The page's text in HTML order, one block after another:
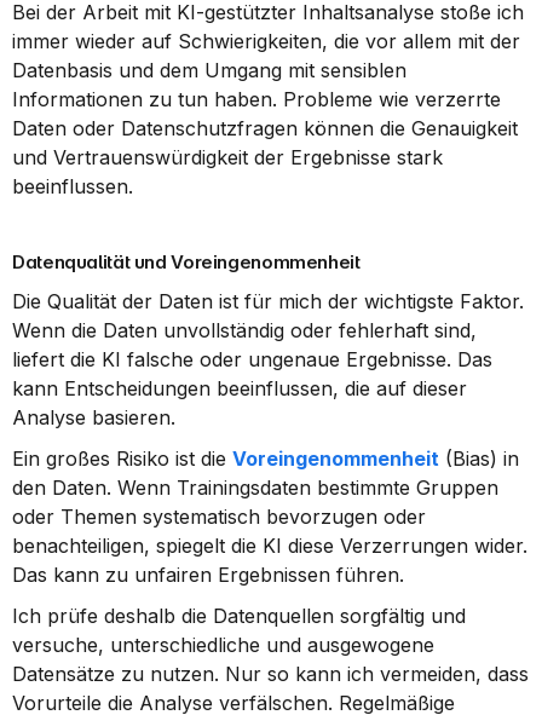
Bei der Arbeit mit KI-gestützter Inhaltsanalyse stoße ich
immer wieder auf Schwierigkeiten, die vor allem mit der
Datenbasis und dem Umgang mit sensiblen
Informationen zu tun haben. Probleme wie verzerrte
Daten oder Datenschutzfragen können die Genauigkeit
und Vertrauenswürdigkeit der Ergebnisse stark
beeinflussen.
Datenqualität und Voreingenommenheit
Die Qualität der Daten ist für mich der wichtigste Faktor.
Wenn die Daten unvollständig oder fehlerhaft sind,
liefert die KI falsche oder ungenaue Ergebnisse. Das
kann Entscheidungen beeinflussen, die auf dieser
Analyse basieren.
Ein großes Risiko ist die Voreingenommenheit (Bias) in
den Daten. Wenn Trainingsdaten bestimmte Gruppen
oder Themen systematisch bevorzugen oder
benachteiligen, spiegelt die KI diese Verzerrungen wider.
Das kann zu unfairen Ergebnissen führen.
Ich prüfe deshalb die Datenquellen sorgfältig und
versuche, unterschiedliche und ausgewogene
Datensätze zu nutzen. Nur so kann ich vermeiden, dass
Vorurteile die Analyse verfälschen. Regelmäßige